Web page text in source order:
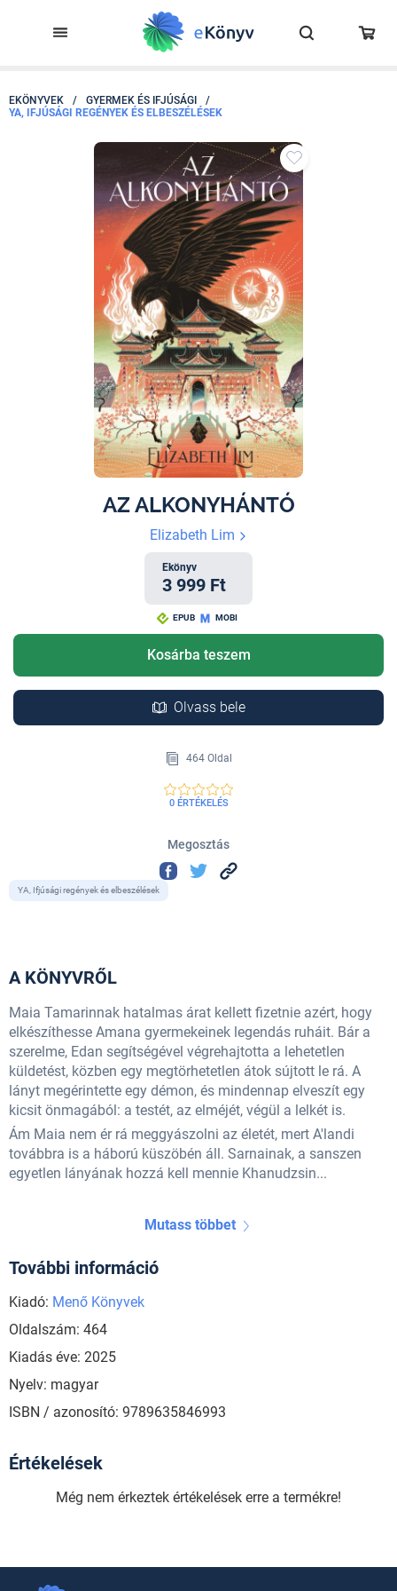
EKÖNYVEK / GYERMEK ÉS IFJÚSÁGI
/
YA, IFJÚSÁGI REGÉNYEK ÉS ELBESZÉLÉSEK
AZ ALKONYHÁNTÓ
Elizabeth Lim
Ekönyv
3 999 Ft
EPUB MOBI
Kosárba teszem
Olvass bele
464 Oldal
0 ÉRTÉKELÉS
Megosztás
YA, Ifjúsági regények és elbeszélések
A KÖNYVRŐL
Maia Tamarinnak hatalmas árat kellett fizetnie azért, hogy
elkészíthesse Amana gyermekeinek legendás ruháit. Bár a
szerelme, Edan segítségével végrehajtotta a lehetetlen
küldetést, közben egy megtörhetetlen átok sújtott le rá. A
lányt megérintette egy démon, és mindennap elveszít egy
kicsit önmagából: a testét, az elméjét, végül a lelkét is.
Ám Maia nem ér rá meggyászolni az életét, mert A'landi
továbbra is a háború küszöbén áll. Sarnainak, a sanszen
egyetlen lányának hozzá kell mennie Khanudzsin...
Mutass többet
További információ
Kiadó: Menő Könyvek
Oldalszám: 464
Kiadás éve: 2025
Nyelv: magyar
ISBN / azonosító: 9789635846993
Értékelések
Még nem érkeztek értékelések erre a termékre!